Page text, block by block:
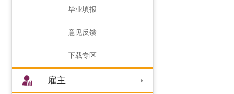
毕业填报
意见反馈
下载专区
雇主